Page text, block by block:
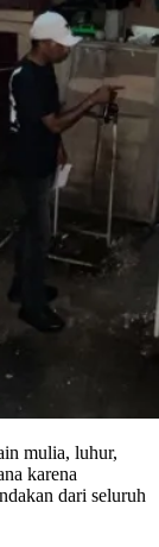
mulia, luhur,
karena
dari seluruh